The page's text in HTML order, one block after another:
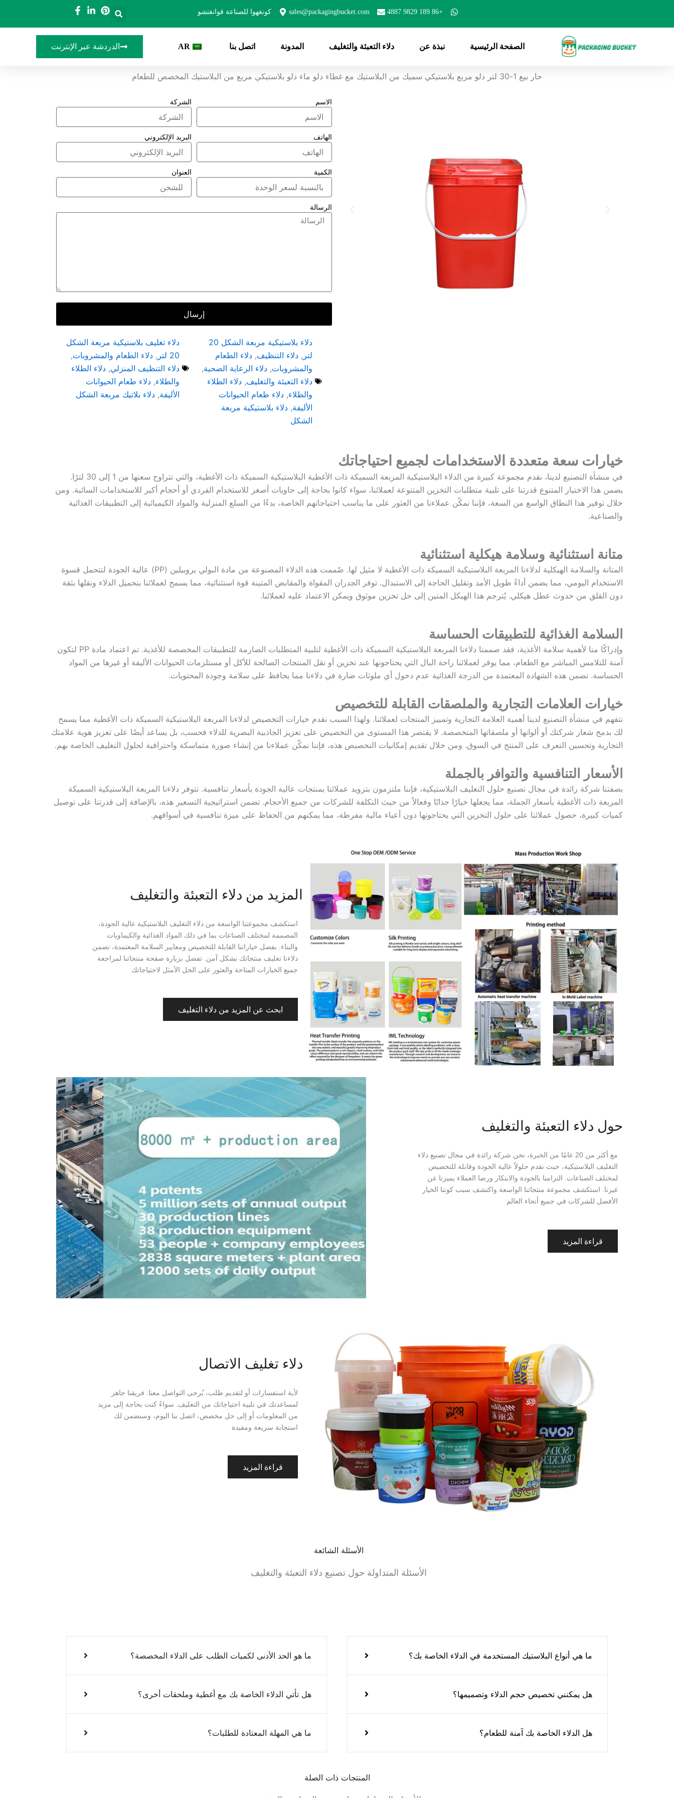
+86 189 9829 4887
sales@packagingbucket.com كونغهوا للصناعة قوانغتشو
الصفحة الرئيسية نبذة عن دلاء التعبئة والتغليف المدونة اتصل بنا AR الدردشة عبر الإنترنت
حار بيع 1-30 لتر دلو مربع بلاستيكي سميك من البلاستيك مع غطاء دلو ماء دلو بلاستيكي مربع من البلاستيك المخصص للطعام
الاسم الشركة
الهاتف البريد الإلكتروني
الكمية العنوان
الرسالة
إرسال
دلاء بلاستيكية مربعة الشكل 20
لتر , دلاء التنظيف, دلاء الطعام
والمشروبات, دلاء الرعاية الصحية,
دلاء التعبئة والتغليف, دلاء الطلاء
والطلاء, دلاء طعام الحيوانات
الأليفة, دلاء بلاستيكية مربعة
الشكل
دلاء تغليف بلاستيكية مربعة الشكل
20 لتر
, دلاء الطعام والمشروبات,
دلاء التنظيف المنزلي, دلاء الطلاء
والطلاء, دلاء طعام الحيوانات
الأليفة, دلاء بلاتيك مربعة الشكل
خيارات سعة متعددة الاستخدامات لجميع احتياجاتك
في منشأة التصنيع لدينا، نقدم مجموعة كبيرة من الدلاء البلاستيكية المربعة السميكة ذات الأغطية البلاستيكية السميكة ذات الأغطية، والتي تتراوح سعتها من 1 إلى 30 لترًا.
يضمن هذا الاختيار المتنوع قدرتنا على تلبية متطلبات التخزين المتنوعة لعملائنا، سواء كانوا بحاجة إلى حاويات أصغر للاستخدام الفردي أو أحجام أكبر للاستخدامات السائبة. ومن
خلال توفير هذا النطاق الواسع من السعة، فإننا نمكّن عملاءنا من العثور على ما يناسب احتياجاتهم الخاصة، بدءًا من السلع المنزلية والمواد الكيميائية إلى التطبيقات الغذائية
والصناعية.
متانة استثنائية وسلامة هيكلية استثنائية
المتانة والسلامة الهيكلية لدلاءنا المربعة البلاستيكية السميكة ذات الأغطية لا مثيل لها. صُممت هذه الدلاء المصنوعة من مادة البولي بروبيلين (PP) عالية الجودة لتتحمل قسوة
الاستخدام اليومي، مما يضمن أداءً طويل الأمد وتقليل الحاجة إلى الاستبدال. توفر الجدران المقواة والمقابض المتينة قوة استثنائية، مما يسمح لعملائنا بتحميل الدلاء ونقلها بثقة
دون القلق من حدوث عطل هيكلي. يُترجم هذا الهيكل المتين إلى حل تخزين موثوق ويمكن الاعتماد عليه لعملائنا.
السلامة الغذائية للتطبيقات الحساسة
وإدراكًا منا لأهمية سلامة الأغذية، فقد صممنا دلاءنا المربعة البلاستيكية السميكة ذات الأغطية لتلبية المتطلبات الصارمة للتطبيقات المخصصة للأغذية. تم اعتماد مادة PP لتكون
آمنة للتلامس المباشر مع الطعام، مما يوفر لعملائنا راحة البال التي يحتاجونها عند تخزين أو نقل المنتجات الصالحة للأكل أو مستلزمات الحيوانات الأليفة أو غيرها من المواد
الحساسة. تضمن هذه الشهادة المعتمدة من الدرجة الغذائية عدم دخول أي ملوثات ضارة في دلاءنا مما يحافظ على سلامة وجودة المحتويات.
خيارات العلامات التجارية والملصقات القابلة للتخصيص
نتفهم في منشأة التصنيع لدينا أهمية العلامة التجارية وتمييز المنتجات لعملائنا. ولهذا السبب نقدم خيارات التخصيص لدلاءنا المربعة البلاستيكية السميكة ذات الأغطية مما يسمح
لك بدمج شعار شركتك أو ألوانها أو ملصقاتها المتخصصة. لا يقتصر هذا المستوى من التخصيص على تعزيز الجاذبية البصرية للدلاء فحسب، بل يساعد أيضًا على تعزيز هوية علامتك
التجارية وتحسين التعرف على المنتج في السوق. ومن خلال تقديم إمكانيات التخصيص هذه، فإننا نمكّن عملاءنا من إنشاء صورة متماسكة واحترافية لحلول التغليف الخاصة بهم.
الأسعار التنافسية والتوافر بالجملة
بصفتنا شركة رائدة في مجال تصنيع حلول التغليف البلاستيكية، فإننا ملتزمون بتزويد عملائنا بمنتجات عالية الجودة بأسعار تنافسية. تتوفر دلاءنا المربعة البلاستيكية السميكة
المربعة ذات الأغطية بأسعار الجملة، مما يجعلها خيارًا جذابًا وفعالاً من حيث التكلفة للشركات من جميع الأحجام. تضمن استراتيجية التسعير هذه، بالإضافة إلى قدرتنا على توصيل
كميات كبيرة، حصول عملائنا على حلول التخزين التي يحتاجونها دون أعباء مالية مفرطة، مما يمكنهم من الحفاظ على ميزة تنافسية في أسواقهم.
المزيد من دلاء التعبئة والتغليف
استكشف مجموعتنا الواسعة من دلاء التغليف البلاستيكية عالية الجودة،
المصممة لمختلف الصناعات بما في ذلك المواد الغذائية والكيماويات
والبناء. بفضل خياراتنا القابلة للتخصيص ومعايير السلامة المعتمدة، تضمن
دلاءنا تغليف منتجاتك بشكل آمن. تفضل بزيارة صفحة منتجاتنا لمراجعة
جميع الخيارات المتاحة والعثور على الحل الأمثل لاحتياجاتك
ابحث عن المزيد من دلاء التغليف
حول دلاء التعبئة والتغليف
مع أكثر من 20 عامًا من الخبرة، نحن شركة رائدة في مجال تصنيع دلاء
التغليف البلاستيكية، حيث نقدم حلولاً عالية الجودة وقابلة للتخصيص
لمختلف الصناعات. التزامنا بالجودة والابتكار ورضا العملاء يميزنا عن
غيرنا. استكشف مجموعة منتجاتنا الواسعة واكتشف سبب كوننا الخيار
الأفضل للشركات في جميع أنحاء العالم
قراءة المزيد
دلاء تغليف الاتصال
لأية استفسارات أو لتقديم طلب، يُرجى التواصل معنا. فريقنا جاهز
لمساعدتك في تلبية احتياجاتك من التغليف. سواءً كنت بحاجة إلى مزيد
من المعلومات أو إلى حل مخصص، اتصل بنا اليوم، وسنضمن لك
استجابة سريعة ومفيدة
قراءة المزيد
الأسئلة الشائعة
الأسئلة المتداولة حول تصنيع دلاء التعبئة والتغليف
ما هي أنواع البلاستيك المستخدمة في الدلاء الخاصة بك؟
هل يمكنني تخصيص حجم الدلاء وتصميمها؟
هل الدلاء الخاصة بك آمنة للطعام؟
ما هو الحد الأدنى لكميات الطلب على الدلاء المخصصة؟
هل تأتي الدلاء الخاصة بك مع أغطية وملحقات أخرى؟
ما هي المهلة المعتادة للطلبات؟
المنتجات ذات الصلة